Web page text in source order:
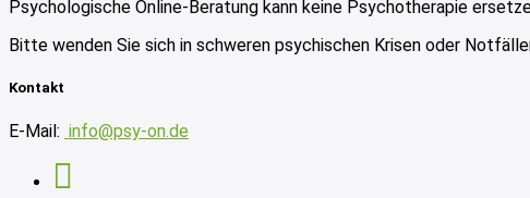
Psychologische Online-Beratung kann keine Psychotherapie
Bitte wenden Sie sich in schweren psychischen Krisen oder
Kontakt
E-Mail: info@psy-on.de